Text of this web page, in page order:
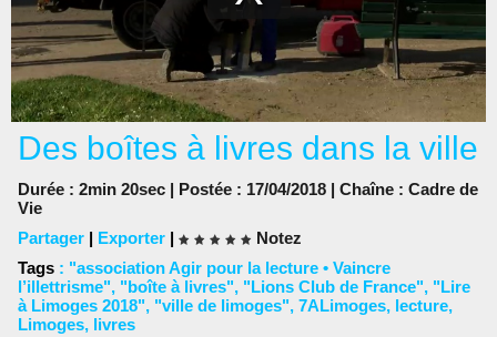
Des boîtes à livres dans la ville
Durée : 2min 20sec | Postée : 17/04/2018 | Chaîne : Cadre de
Vie
Partager | Exporter |
Notez
Tags : "association Agir pour la lecture • Vaincre
l’illettrisme", "boîte à livres", "Lions Club de France", "Lire
à Limoges 2018", "ville de limoges", 7ALimoges, lecture,
Limoges, livres